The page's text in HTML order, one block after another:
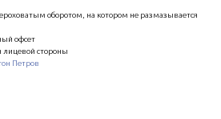
оборотом, на котором не размазывается
офсет
лицевой стороны
Петров